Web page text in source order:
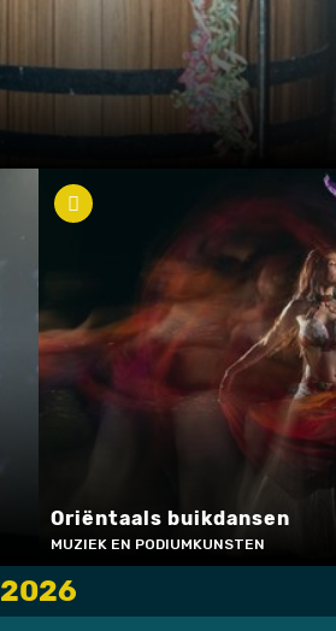
Oriëntaals buikdansen
MUZIEK EN PODIUMKUNSTEN
2026